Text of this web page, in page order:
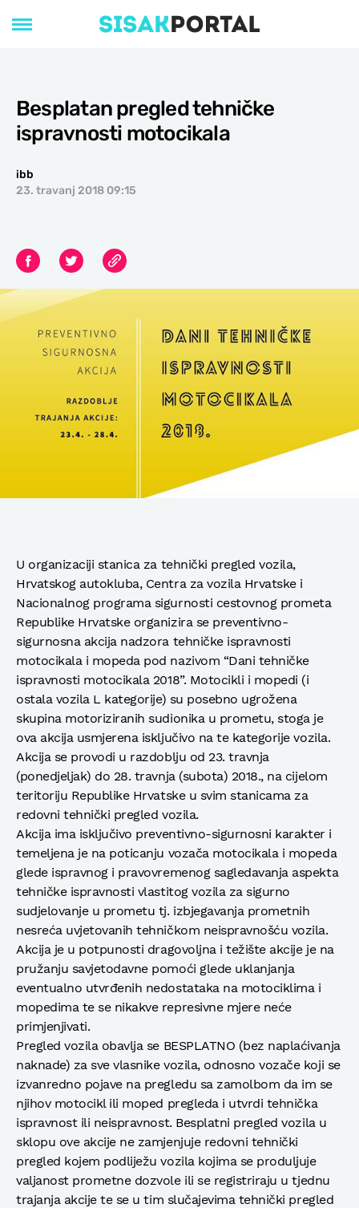
Besplatan pregled tehničke
ispravnosti motocikala
ibb
23. travanj 2018 09:15
U organizaciji stanica za tehnički pregled vozila,
Hrvatskog autokluba, Centra za vozila Hrvatske i
Nacionalnog programa sigurnosti cestovnog prometa
Republike Hrvatske organizira se preventivno-
sigurnosna akcija nadzora tehničke ispravnosti
motocikala i mopeda pod nazivom “Dani tehničke
ispravnosti motocikala 2018”. Motocikli i mopedi (i
ostala vozila L kategorije) su posebno ugrožena
skupina motoriziranih sudionika u prometu, stoga je
ova akcija usmjerena isključivo na te kategorije vozila.
Akcija se provodi u razdoblju od 23. travnja
(ponedjeljak) do 28. travnja (subota) 2018., na cijelom
teritoriju Republike Hrvatske u svim stanicama za
redovni tehnički pregled vozila.
Akcija ima isključivo preventivno-sigurnosni karakter i
temeljena je na poticanju vozača motocikala i mopeda
glede ispravnog i pravovremenog sagledavanja aspekta
tehničke ispravnosti vlastitog vozila za sigurno
sudjelovanje u prometu tj. izbjegavanja prometnih
nesreća uvjetovanih tehničkom neispravnošću vozila.
Akcija je u potpunosti dragovoljna i težište akcije je na
pružanju savjetodavne pomoći glede uklanjanja
eventualno utvrđenih nedostataka na motociklima i
mopedima te se nikakve represivne mjere neće
primjenjivati.
Pregled vozila obavlja se BESPLATNO (bez naplaćivanja
naknade) za sve vlasnike vozila, odnosno vozače koji se
izvanredno pojave na pregledu sa zamolbom da im se
njihov motocikl ili moped pregleda i utvrdi tehnička
ispravnost ili neispravnost. Besplatni pregled vozila u
sklopu ove akcije ne zamjenjuje redovni tehnički
pregled kojem podliježu vozila kojima se produljuje
valjanost prometne dozvole ili se registriraju u tjednu
trajanja akcije te se u tim slučajevima tehnički pregled